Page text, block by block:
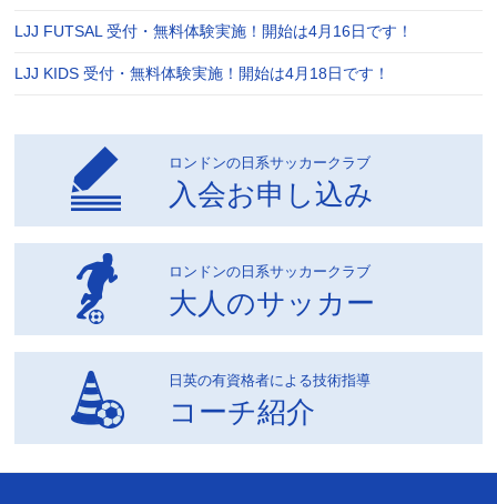
LJJ FUTSAL 受付・無料体験実施！開始は4月16日です！
LJJ KIDS 受付・無料体験実施！開始は4月18日です！
ロンドンの日系サッカークラブ
入会お申し込み
ロンドンの日系サッカークラブ
大人のサッカー
日英の有資格者による技術指導
コーチ紹介